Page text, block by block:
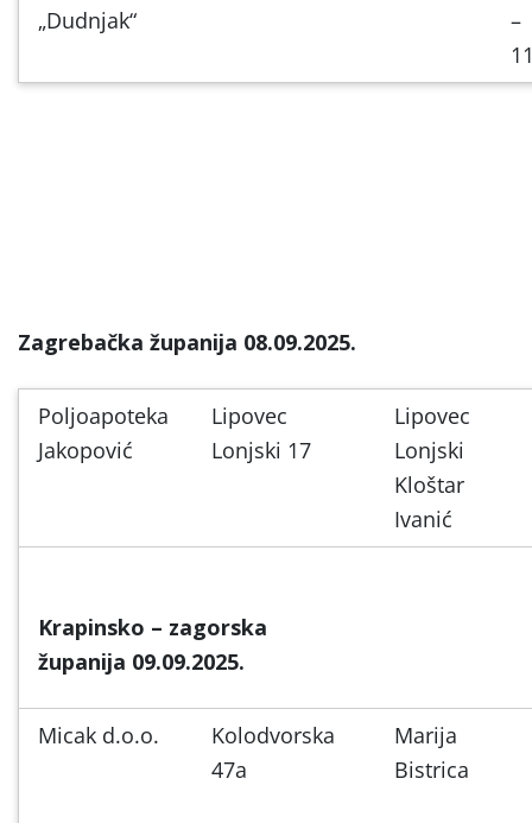
„Dudnjak“
–
Zagrebačka županija 08.09.2025.
Poljoapoteka
Jakopović
Lipovec
Lonjski 17
Lipovec
Lonjski
Kloštar
Ivanić
Krapinsko – zagorska
županija 09.09.2025.
Micak d.o.o.
Kolodvorska
47a
Marija
Bistrica